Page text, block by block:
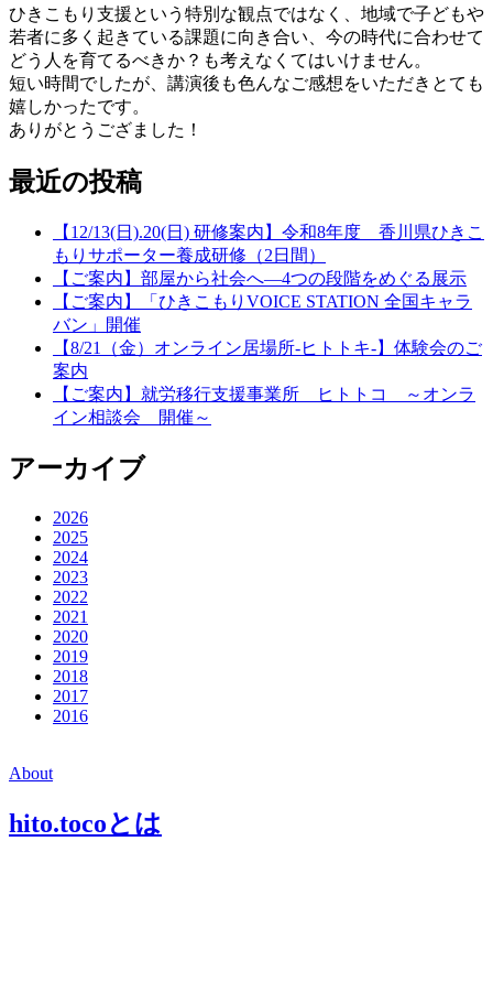
ひきこもり支援という特別な観点ではなく、地域で子どもや
若者に多く起きている課題に向き合い、今の時代に合わせて
どう人を育てるべきか？も考えなくてはいけません。
短い時間でしたが、講演後も色んなご感想をいただきとても
嬉しかったです。
ありがとうござました！
最近の投稿
【12/13(日).20(日) 研修案内】令和8年度 香川県ひきこ
もりサポーター養成研修（2日間）
【ご案内】部屋から社会へ―4つの段階をめぐる展示
【ご案内】「ひきこもりVOICE STATION 全国キャラ
バン」開催
【8/21（金）オンライン居場所-ヒトトキ-】体験会のご
案内
【ご案内】就労移行支援事業所 ヒトトコ ～オンラ
イン相談会 開催～
アーカイブ
2026
2025
2024
2023
2022
2021
2020
2019
2018
2017
2016
About
hito.tocoとは